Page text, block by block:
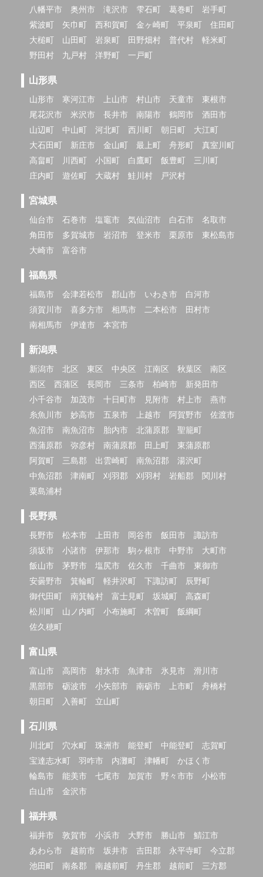
八幡平市
奥州市 滝沢市 雫石町 葛巻町
岩手町
紫波町
矢巾町 西和賀町 金ヶ崎町 平泉町
住田町
大槌町
山田町 岩泉町 田野畑村 普代村
軽米町
野田村
九戸村 洋野町 一戸町
山形県
山形市 寒河江市 上山市 村山市 天童市
東根市
尾花沢市
米沢市 長井市 南陽市 鶴岡市
酒田市
山辺町
中山町 河北町 西川町 朝日町
大江町
大石田町
新庄市 金山町 最上町 舟形町
真室川町
高畠町
川西町 小国町 白鷹町 飯豊町
三川町
庄内町
遊佐町 大蔵村 鮭川村 戸沢村
宮城県
仙台市 石巻市 塩竈市 気仙沼市 白石市
名取市
角田市
多賀城市 岩沼市 登米市 栗原市
東松島市
大崎市
富谷市
福島県
福島市 会津若松市 郡山市 いわき市
白河市
須賀川市
喜多方市 相馬市 二本松市
田村市
南相馬市
伊達市 本宮市
新潟県
新潟市 北区 東区 中央区 江南区 秋葉区
南区
西区
西蒲区 長岡市 三条市 柏崎市
新発田市
小千谷市
加茂市 十日町市 見附市 村上市
燕市
糸魚川市
妙高市 五泉市 上越市 阿賀野市
佐渡市
魚沼市
南魚沼市 胎内市 北蒲原郡
聖籠町
西蒲原郡
弥彦村 南蒲原郡 田上町
東蒲原郡
阿賀町
三島郡 出雲崎町 南魚沼郡
湯沢町
中魚沼郡
津南町 刈羽郡 刈羽村 岩船郡
関川村
粟島浦村
長野県
長野市 松本市 上田市 岡谷市 飯田市
諏訪市
須坂市
小諸市 伊那市 駒ヶ根市 中野市
大町市
飯山市
茅野市 塩尻市 佐久市 千曲市
東御市
安曇野市
箕輪町 軽井沢町 下諏訪町
辰野町
御代田町
南箕輪村 富士見町 坂城町
高森町
松川町
山ノ内町 小布施町 木曽町
飯綱町
佐久穂町
富山県
富山市 高岡市 射水市 魚津市 氷見市
滑川市
黒部市
砺波市 小矢部市 南砺市 上市町
舟橋村
朝日町
入善町 立山町
石川県
川北町 穴水町 珠洲市 能登町 中能登町
志賀町
宝達志水町
羽咋市 内灘町 津幡町
かほく市
輪島市
能美市 七尾市 加賀市 野々市市
小松市
白山市
金沢市
福井県
福井市 敦賀市 小浜市 大野市 勝山市
鯖江市
あわら市
越前市 坂井市 吉田郡 永平寺町
今立郡
池田町
南条郡 南越前町 丹生郡 越前町
三方郡